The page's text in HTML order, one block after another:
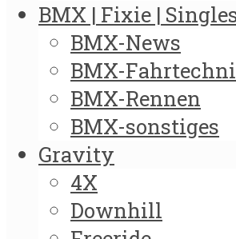
BMX | Fixie |
BMX-News
BMX-
BMX-Rennen
BMX-sonstiges
Gravity
4X
Downhill